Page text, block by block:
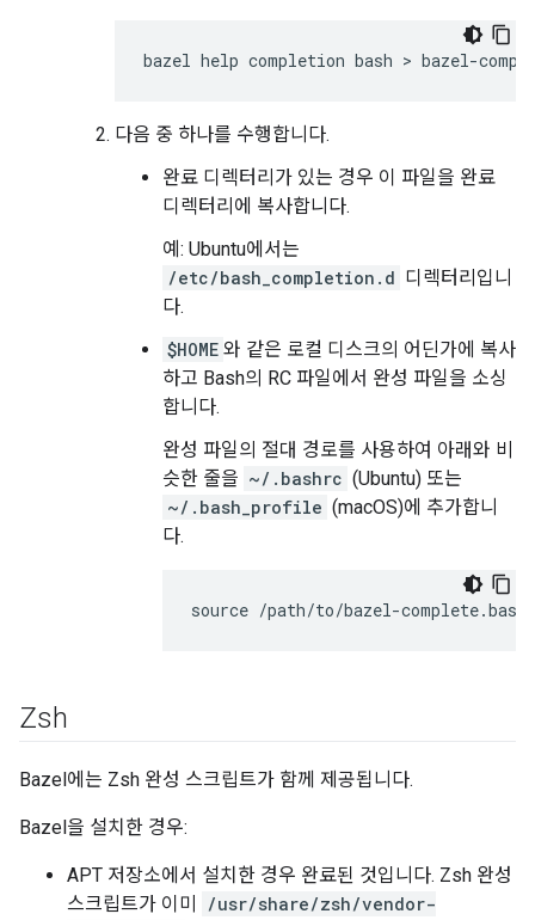
다음 중 하나를 수행합니다.
완료 디렉터리가 있는 경우 이 파일을 완료
디렉터리에 복사합니다.
예: Ubuntu에서는
/etc/bash_completion.d 디렉터리입니
다.
$HOME 와 같은 로컬 디스크의 어딘가에 복사
하고 Bash의 RC 파일에서 완성 파일을 소싱
합니다.
완성 파일의 절대 경로를 사용하여 아래와 비
슷한 줄을 ~/.bashrc (Ubuntu) 또는
~/.bash_profile (macOS)에 추가합니
다.
Zsh
Bazel에는 Zsh 완성 스크립트가 함께 제공됩니다.
Bazel을 설치한 경우:
APT 저장소에서 설치한 경우 완료된 것입니다. Zsh 완성
스크립트가 이미
/usr/share/zsh/vendor-